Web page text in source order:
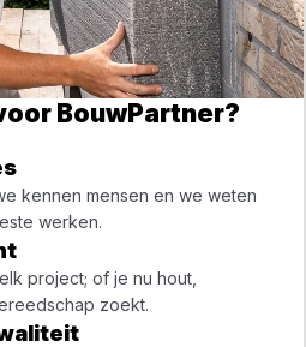
BouwPartner?
kennen mensen en we weten
werken.
project; of je nu hout,
zoekt.